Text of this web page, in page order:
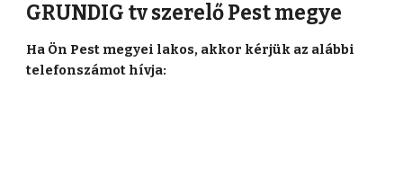
GRUNDIG tv szerelő Pest megye
Ha Ön Pest megyei lakos, akkor kérjük az alábbi
telefonszámot hívja: